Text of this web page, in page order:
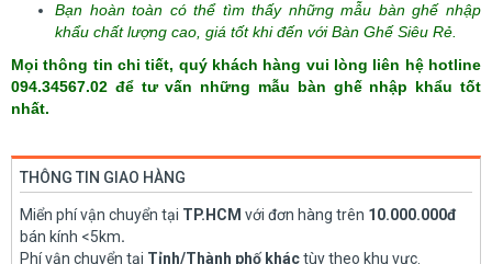
Bạn hoàn toàn có thể tìm thấy những mẫu bàn ghế nhập
khẩu chất lượng cao, giá tốt khi đến với Bàn Ghế Siêu Rẻ.
Mọi thông tin chi tiết, quý khách hàng vui lòng liên hệ hotline
094.34567.02 để tư vấn những mẫu bàn ghế nhập khẩu tốt
nhất.
THÔNG TIN GIAO HÀNG
Miển phí vận chuyển tại TP.HCM với đơn hàng trên 10.000.000đ
bán kính <5km.
Phí vận chuyển tại Tỉnh/Thành phố kháctùy theo khu vực.